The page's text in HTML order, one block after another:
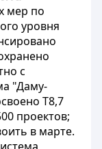
мер по
уровня
с
"Даму-
Т8,7
проектов;
в марте.